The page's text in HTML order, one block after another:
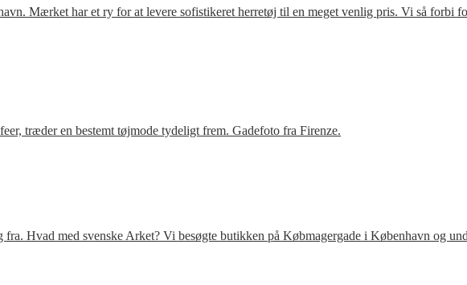
Mærket har et ry for at levere sofistikeret herretøj til en meget venlig pris. Vi så forbi
træder en bestemt tøjmode tydeligt frem. Gadefoto fra Firenze.
Hvad med svenske Arket? Vi besøgte butikken på Købmagergade i København og